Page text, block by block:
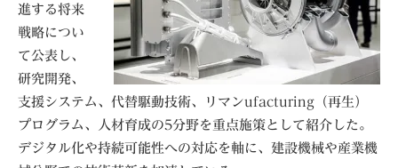
進する将来
戦略につい
て公表し、
研究開発、
支援システム、代替駆動技術、リマンufacturing（再生）
プログラム、人材育成の5分野を重点施策として紹介した。
デジタル化や持続可能性への対応を軸に、建設機械や産業機